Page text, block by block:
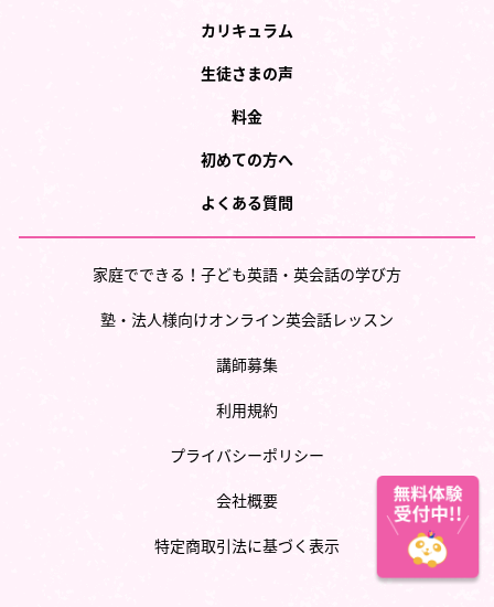
カリキュラム
生徒さまの声
料金
初めての方へ
よくある質問
家庭でできる！子ども英語・英会話の学び方
塾・法人様向けオンライン英会話レッスン
講師募集
利用規約
プライバシーポリシー
会社概要
特定商取引法に基づく表示